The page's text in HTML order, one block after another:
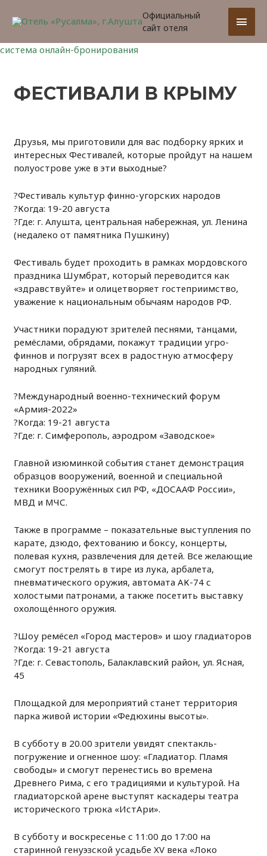
Официальный
сайт отеля
система онлайн-бронирования
ФЕСТИВАЛИ В КРЫМУ
Друзья, мы приготовили для вас подборку ярких и
интересных Фестивалей, которые пройдут на нашем
полуострове уже в эти выходные?
?Фестиваль культур финно-угорских народов
?Когда: 19-20 августа
?Где: г. Алушта, центральная набережная, ул. Ленина
(недалеко от памятника Пушкину)
Фестиваль будет проходить в рамках мордовского
праздника Шумбрат, который переводится как
«здравствуйте» и олицетворяет гостеприимство,
уважение к национальным обычаям народов РФ.
Участники порадуют зрителей песнями, танцами,
ремёслами, обрядами, покажут традиции угро-
финнов и погрузят всех в радостную атмосферу
народных гуляний.
?Международный военно-технический форум
«Армия-2022»
?Когда: 19-21 августа
?Где: г. Симферополь, аэродром «Заводское»
Главной изюминкой события станет демонстрация
образцов вооружений, военной и специальной
техники Вооружённых сил РФ, «ДОСААФ России»,
МВД и МЧС.
Также в программе – показательные выступления по
карате, дзюдо, фехтованию и боксу, концерты,
полевая кухня, развлечения для детей. Все желающие
смогут пострелять в тире из лука, арбалета,
пневматического оружия, автомата АК-74 с
холостыми патронами, а также посетить выставку
охолощённого оружия.
?Шоу ремёсел «Город мастеров» и шоу гладиаторов
?Когда: 19-21 августа
?Где: г. Севастополь, Балаклавский район, ул. Ясная,
45
Площадкой для мероприятий станет территория
парка живой истории «Федюхины высоты».
В субботу в 20.00 зрители увидят спектакль-
погружение и огненное шоу: «Гладиатор. Пламя
свободы» и смогут перенестись во времена
Древнего Рима, с его традициями и культурой. На
гладиаторской арене выступят каскадеры театра
исторического трюка «ИстАри».
В субботу и воскресенье с 11:00 до 17:00 на
старинной генуэзской усадьбе ХV века «Локо